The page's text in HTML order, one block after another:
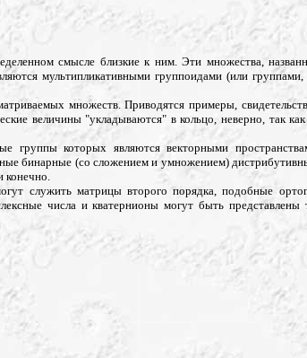
смысле близкие к ним. Эти множества,
мультипликативными группоидами (или
множеств. Приводятся примеры,
величины "укладываются" в кольцо, неверно, так
группы которых являются векторными
бинарные (со сложением и умножением)
конечно.
служить матрицы второго порядка, подобные
числа и кватернионы могут быть представлены